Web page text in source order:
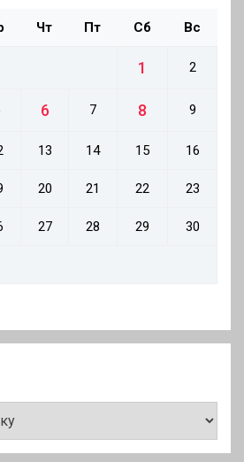
Чт Пт Сб Вс
1 2
6 7 8 9
13 14 15 16
20 21 22 23
27 28 29 30